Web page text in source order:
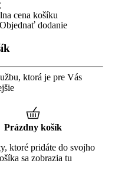
Aktuálna cena košíku
cena košíku
Objednať dodanie
ktorá je pre Vás
Prázdny košík
ktoré pridáte do svojho
sa zobrazia tu